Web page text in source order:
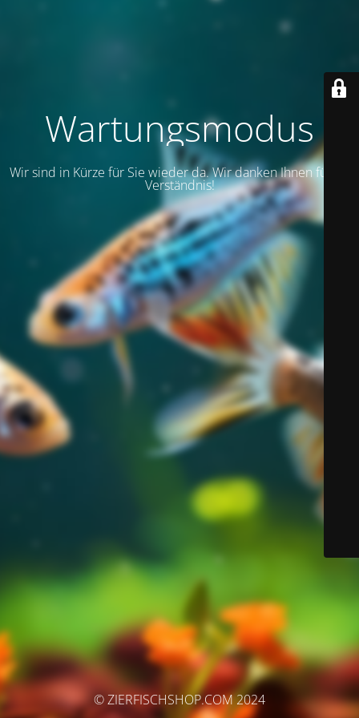
Wartungsmodus
Wir sind in Kürze für Sie wieder da. Wir danken Ihnen für Ihr
Verständnis!
© ZIERFISCHSHOP.COM 2024